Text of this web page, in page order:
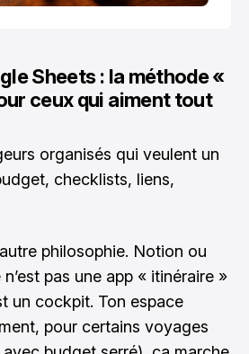
Sheets : la méthode «
ceux qui aiment tout
organisés qui veulent un
checklists, liens,
philosophie. Notion ou
pas une app « itinéraire »
un cockpit. Ton espace
pour certains voyages